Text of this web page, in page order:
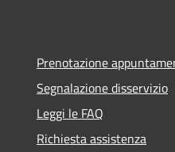
Prenotazione
Segnalazione disservizio
Leggi le FAQ
Richiesta assistenza